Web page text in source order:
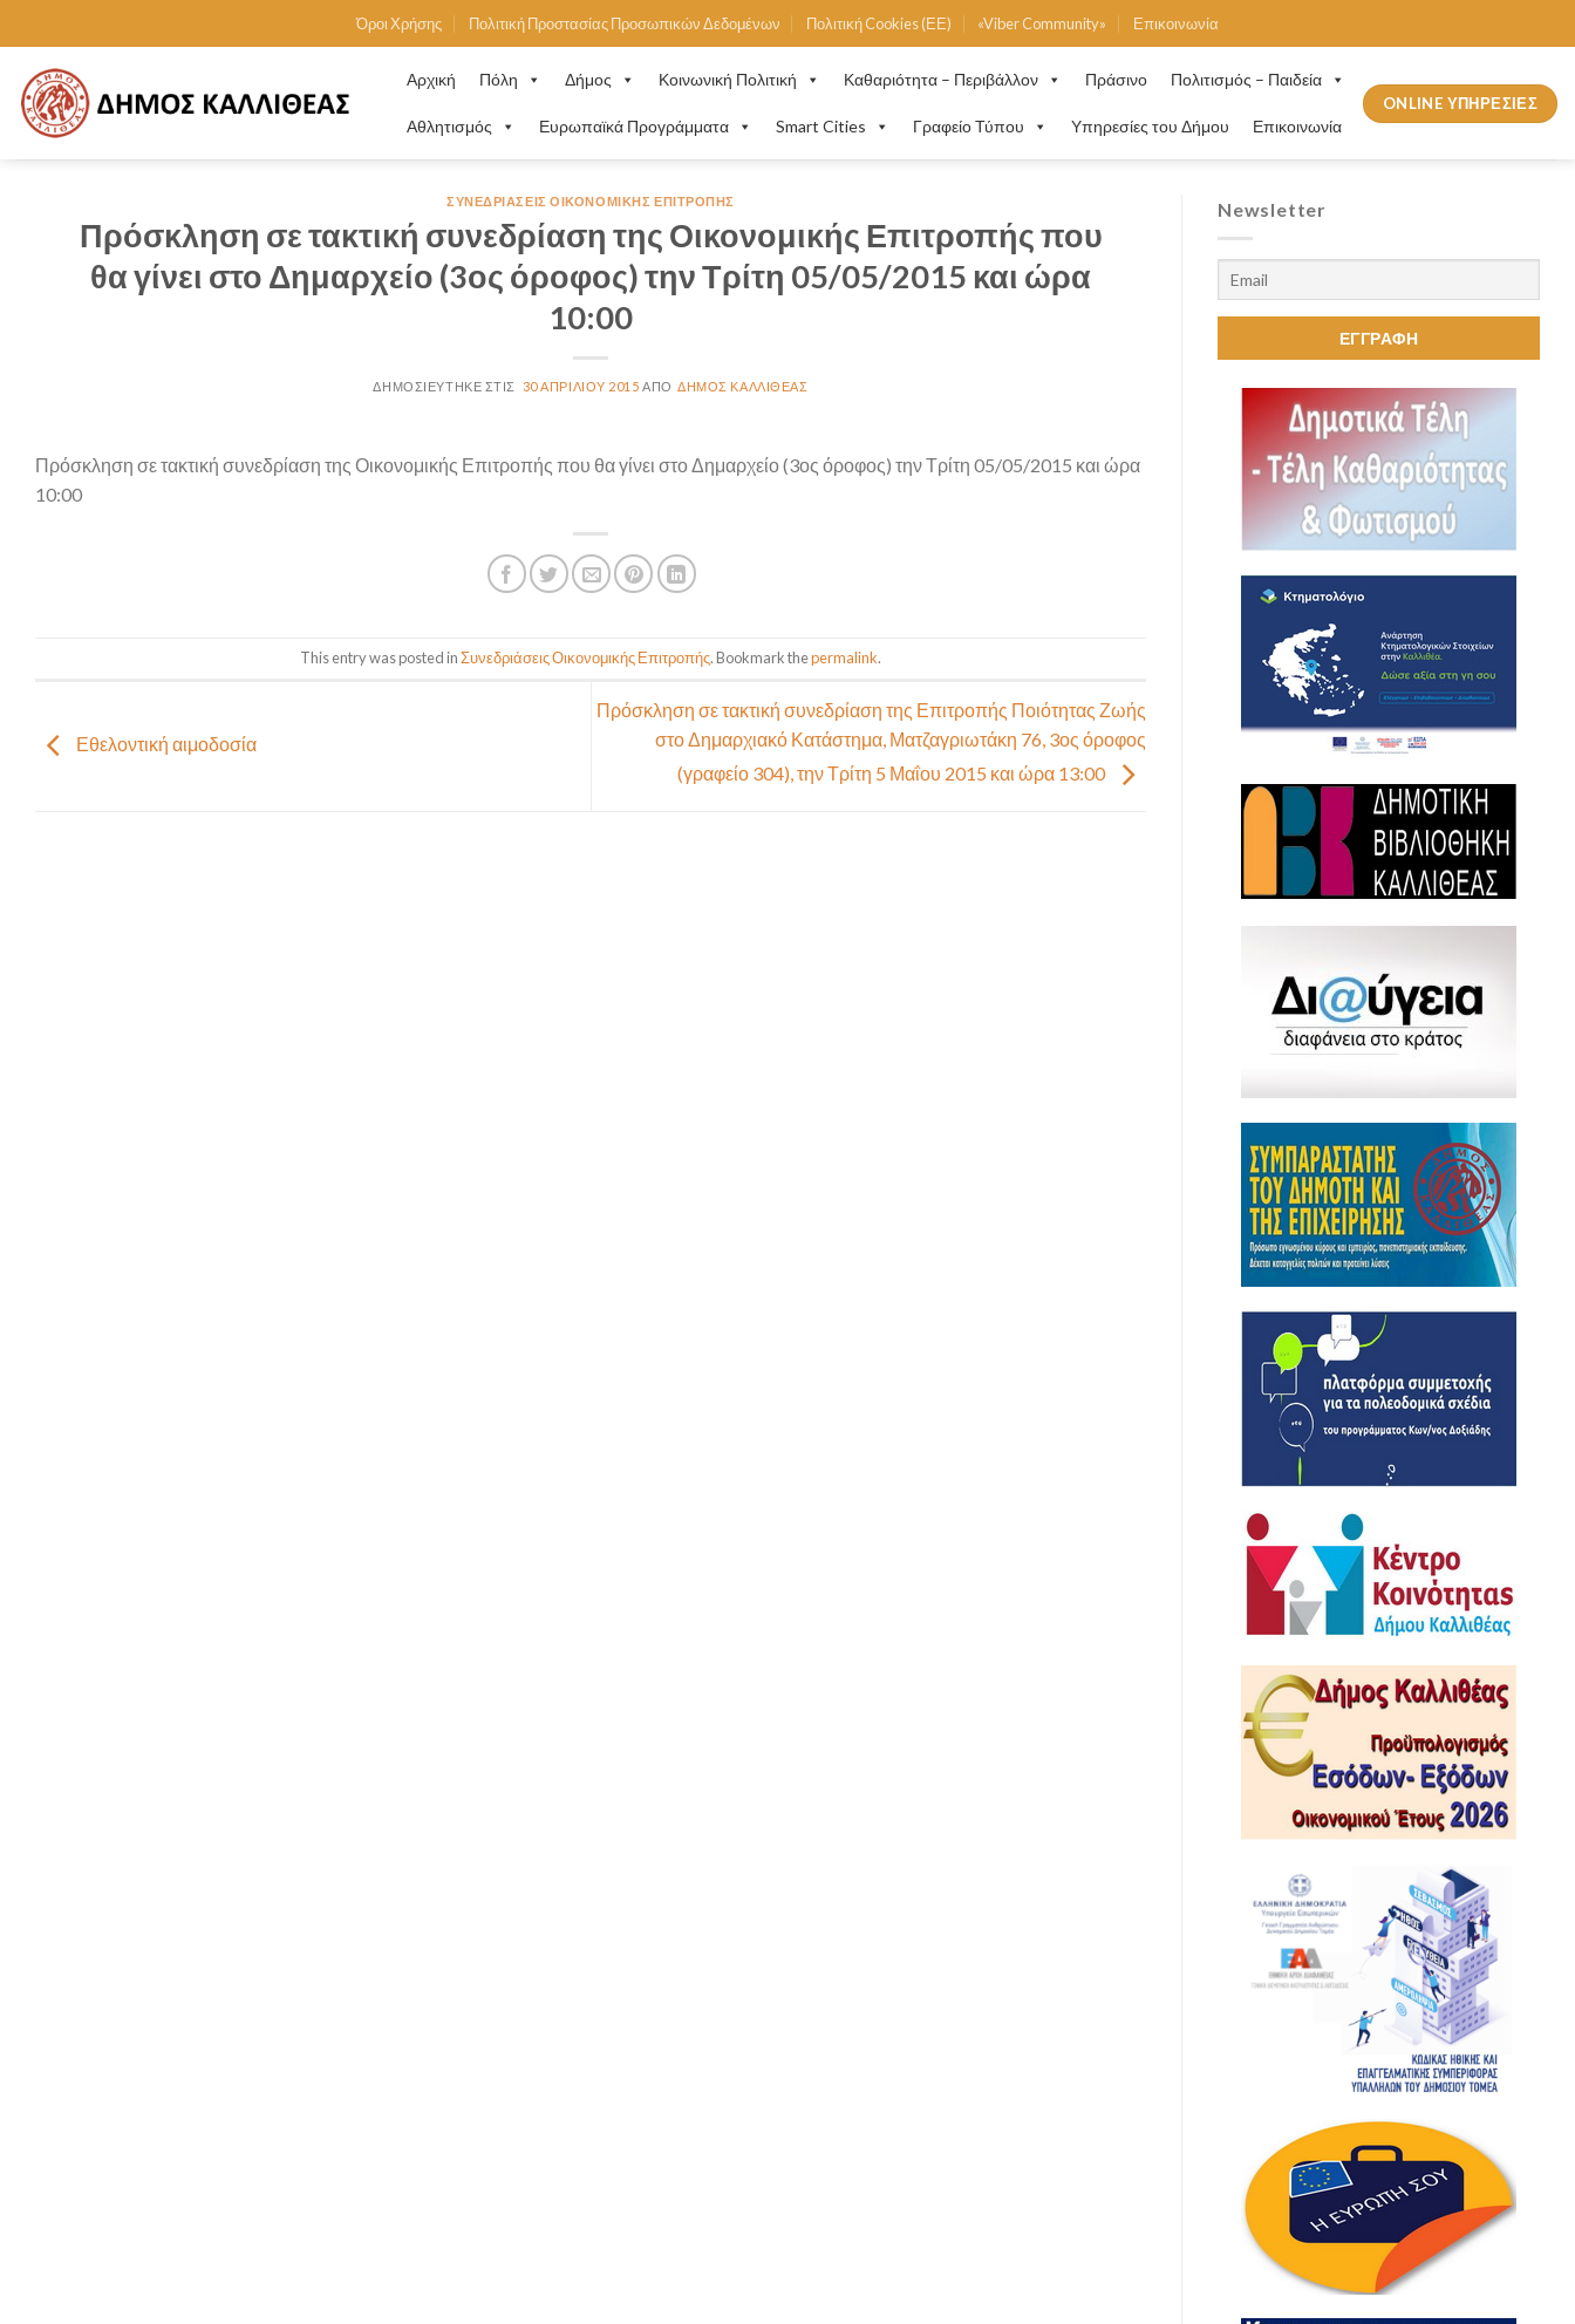
to
content
Όροι Χρήσης Πολιτική Προστασίας Προσωπικών Δεδομένων Πολιτική Cookies (ΕΕ) «Viber Community» Επικοινωνία
Αρχική Πόλη Δήμος Κοινωνική Πολιτική Καθαριότητα – Περιβάλλον Πράσινο Πολιτισμός – Παιδεία
Αθλητισμός Ευρωπαϊκά Προγράμματα Smart Cities Γραφείο Τύπου Υπηρεσίες του Δήμου Επικοινωνία
ONLINE ΥΠΗΡΕΣΙΕΣ
ΣΥΝΕΔΡΙΆΣΕΙΣ ΟΙΚΟΝΟΜΙΚΉΣ ΕΠΙΤΡΟΠΉΣ
Πρόσκληση σε τακτική συνεδρίαση της Οικονομικής Επιτροπής που
θα γίνει στο Δημαρχείο (3ος όροφος) την Τρίτη 05/05/2015 και ώρα
10:00
30 ΑΠΡΙΛΊΟΥ 2015 ΔΉΜΟΣ ΚΑΛΛΙΘΈΑΣ
Πρόσκληση σε τακτική συνεδρίαση της Οικονομικής Επιτροπής που θα γίνει στο Δημαρχείο (3ος όροφος) την Τρίτη 05/05/2015 και ώρα
10:00
This entry was posted inΣυνεδριάσεις Οικονομικής Επιτροπής. Bookmark thepermalink.
Εθελοντική αιμοδοσία
Πρόσκληση σε τακτική συνεδρίαση της Επιτροπής Ποιότητας Ζωής
στο Δημαρχιακό Κατάστημα, Ματζαγριωτάκη 76, 3ος όροφος
(γραφείο 304), την Τρίτη 5 Μαΐου 2015 και ώρα 13:00
Newsletter